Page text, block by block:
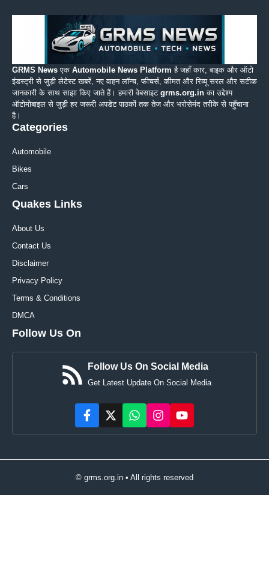
GRMS News एक Automobile News Platform है जहाँ कार, बाइक और ऑटो
इंडस्ट्री से जुड़ी लेटेस्ट खबरें, नए वाहन लॉन्च, फीचर्स, कीमत और रिव्यू सरल और सटीक
जानकारी के साथ साझा किए जाते हैं। हमारी वेबसाइट grms.org.in का उद्देश्य
ऑटोमोबाइल से जुड़ी हर जरूरी अपडेट पाठकों तक तेज और भरोसेमंद तरीके से पहुँचाना
है।
Categories
Automobile
Bikes
Cars
Quakes Links
About Us
Contact Us
Disclaimer
Privacy Policy
Terms & Conditions
DMCA
Follow Us On
Follow Us On Social Media
Get Latest Update On Social Media
© grms.org.in • All rights reserved